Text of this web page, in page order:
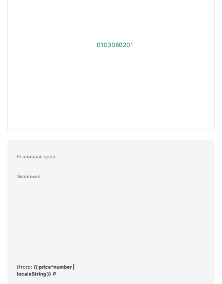
Розничная цена
Экономия
Итого: {{ price*number |
localeString }}